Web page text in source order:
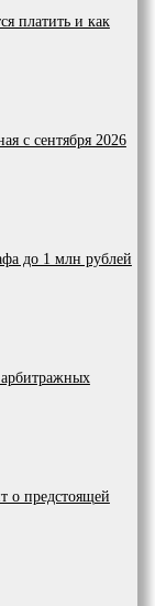
платить и как
с сентября 2026
до 1 млн рублей
арбитражных
предстоящей